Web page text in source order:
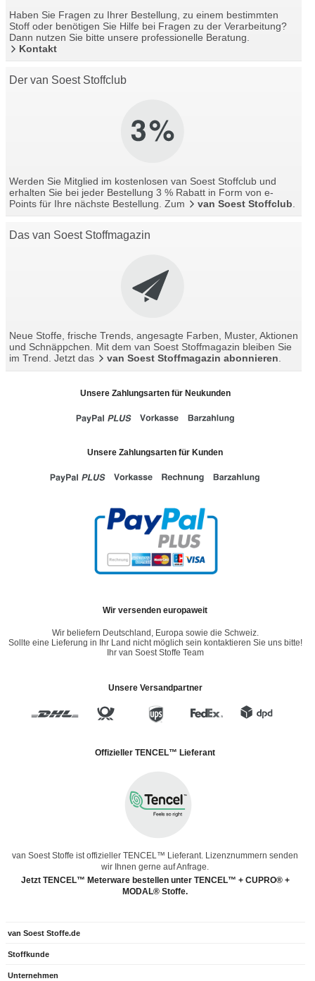
Haben Sie Fragen zu Ihrer Bestellung, zu einem bestimmten
Stoff oder benötigen Sie Hilfe bei Fragen zu der Verarbeitung?
Dann nutzen Sie bitte unsere professionelle Beratung.
Kontakt
Der van Soest Stoffclub
Werden Sie Mitglied im kostenlosen van Soest Stoffclub und
erhalten Sie bei jeder Bestellung 3 % Rabatt in Form von e-
Points für Ihre nächste Bestellung. Zum
van Soest Stoffclub
Das van Soest Stoffmagazin
Neue Stoffe, frische Trends, angesagte Farben, Muster, Aktionen
und Schnäppchen. Mit dem van Soest Stoffmagazin bleiben Sie
im Trend. Jetzt das
van Soest Stoffmagazin abonnieren.
Unsere Zahlungsarten für Neukunden
Unsere Zahlungsarten für Kunden
Wir versenden europaweit
Wir beliefern Deutschland, Europa sowie die Schweiz.
Sollte eine Lieferung in Ihr Land nicht möglich sein kontaktieren Sie uns bitte!
Ihr van Soest Stoffe Team
Unsere Versandpartner
Offizieller TENCEL™ Lieferant
van Soest Stoffe ist offizieller TENCEL™ Lieferant. Lizenznummern senden
wir Ihnen gerne auf Anfrage.
Jetzt TENCEL™ Meterware bestellen unter TENCEL™ + CUPRO® +
MODAL® Stoffe.
van Soest Stoffe.de
Stoffkunde
Unternehmen